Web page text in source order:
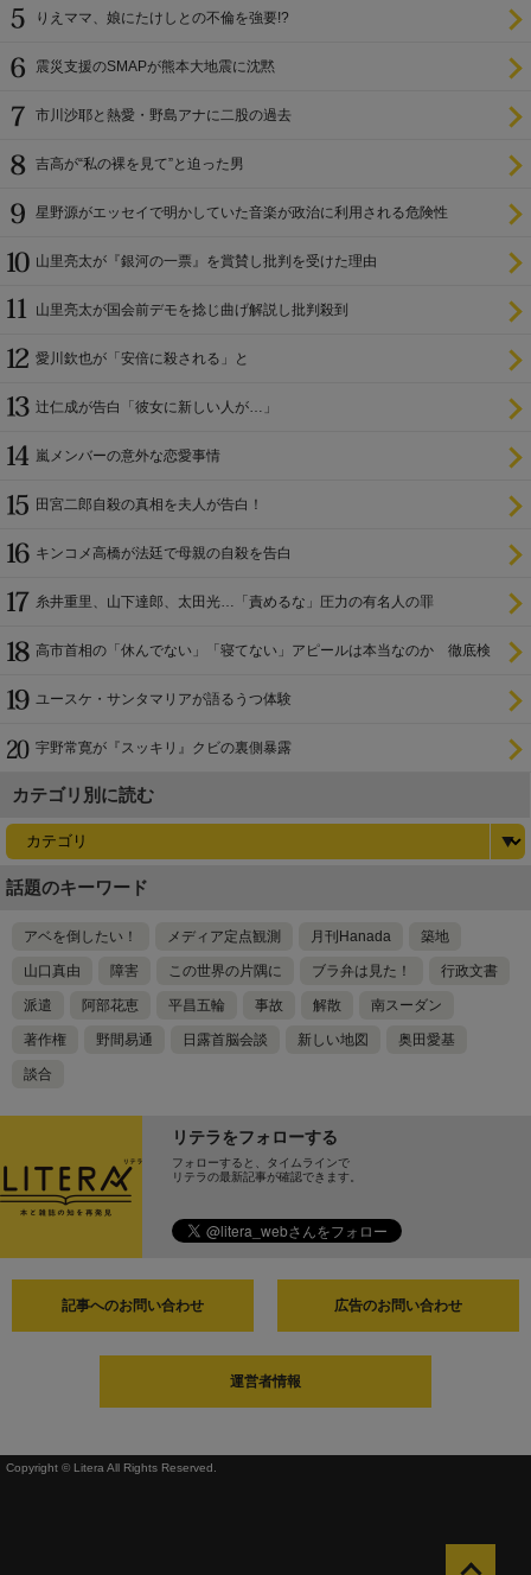
りえママ、娘にたけしとの不倫を強要!?
震災支援のSMAPが熊本大地震に沈黙
市川沙耶と熱愛・野島アナに二股の過去
吉高が“私の裸を見て”と迫った男
星野源がエッセイで明かしていた音楽が政治に利用される危険性
山里亮太が『銀河の一票』を賞賛し批判を受けた理由
山里亮太が国会前デモを捻じ曲げ解説し批判殺到
愛川欽也が「安倍に殺される」と
辻仁成が告白「彼女に新しい人が…」
嵐メンバーの意外な恋愛事情
田宮二郎自殺の真相を夫人が告白！
キンコメ高橋が法廷で母親の自殺を告白
糸井重里、山下達郎、太田光…「責めるな」圧力の有名人の罪
高市首相の「休んでない」「寝てない」アピールは本当なのか 徹底検
ユースケ・サンタマリアが語るうつ体験
宇野常寛が『スッキリ』クビの裏側暴露
カテゴリ別に読む
話題のキーワード
アベを倒したい！ メディア定点観測 月刊Hanada 築地
山口真由 障害 この世界の片隅に ブラ弁は見た！ 行政文書
派遣 阿部花恵 平昌五輪 事故 解散 南スーダン
著作権 野間易通 日露首脳会談 新しい地図 奥田愛基
談合
リテラをフォローする
フォローすると、タイムラインで
リテラの最新記事が確認できます。
記事へのお問い合わせ 広告のお問い合わせ
運営者情報
Copyright © Litera All Rights Reserved.